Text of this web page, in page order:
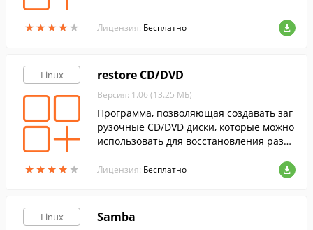
★★★★ ★
★★★★ ★ Лицензия: Бесплатно
Linux
★★★★ ★
★★★★ ★
restore CD/DVD
Версия: 1.06 (13.25 МБ)
Программа, позволяющая создавать заг
рузочные CD/DVD диски, которые можно
использовать для восстановления разде
Лицензия: Бесплатно
Linux Samba